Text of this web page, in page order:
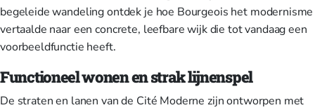
begeleide wandeling ontdek je hoe Bourgeois het modernisme
vertaalde naar een concrete, leefbare wijk die tot vandaag een
voorbeeldfunctie heeft.
Functioneel wonen en strak lijnenspel
De straten en lanen van de Cité Moderne zijn ontworpen met